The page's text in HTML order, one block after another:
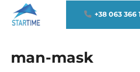
+38 063 366
man-mask